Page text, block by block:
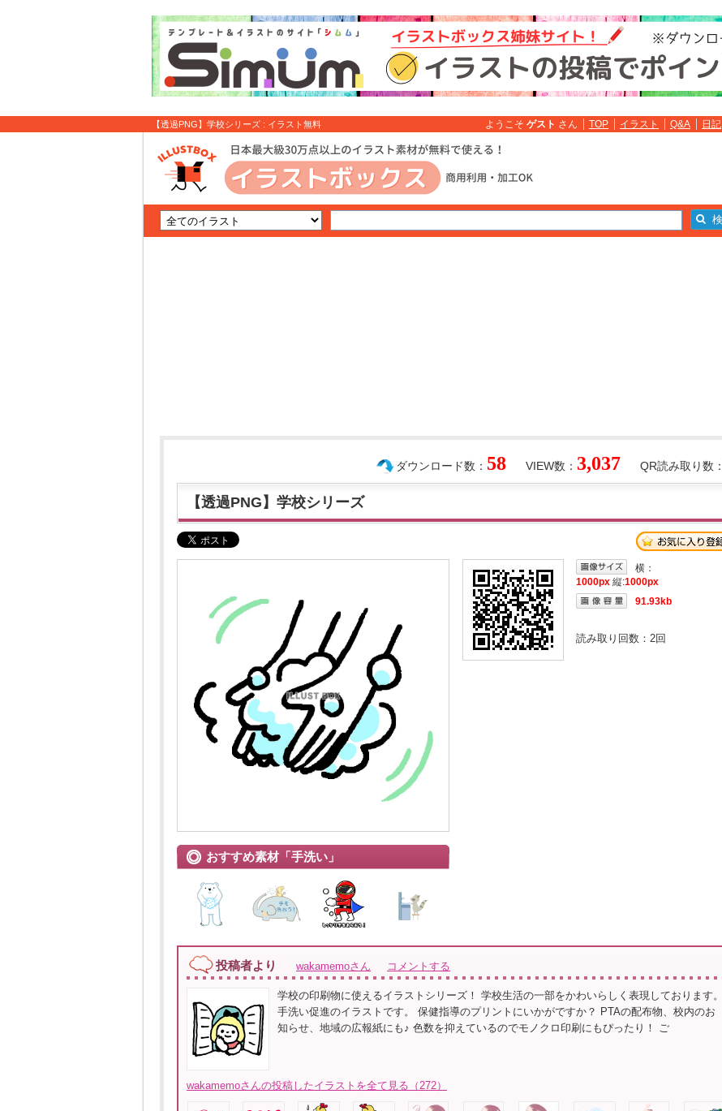
【透過PNG】学校シリーズ : イラスト無料 ようこそ ゲスト さん TOP イラスト Q&A 日記
QR読み取り数：
VIEW数： 3,037
ダウンロード数： 58
【透過PNG】学校シリーズ
おすすめ素材「手洗い」
横：
1000px 縦:1000px
91.93kb
読み取り回数： 2回
投稿者より wakamemoさん コメントする
学校の印刷物に使えるイラストシリーズ！ 学校生活の一部をかわいらしく表現しております。
手洗い促進のイラストです。 保健指導のプリントにいかがですか？ PTAの配布物、校内のお
知らせ、地域の広報紙にも♪ 色数を抑えているのでモノクロ印刷にもぴったり！ ご
wakamemoさんの投稿したイラストを全て見る（272）